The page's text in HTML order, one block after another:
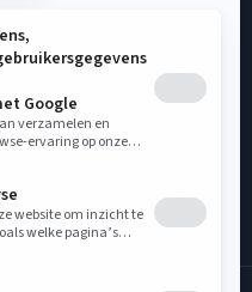
gesloten.